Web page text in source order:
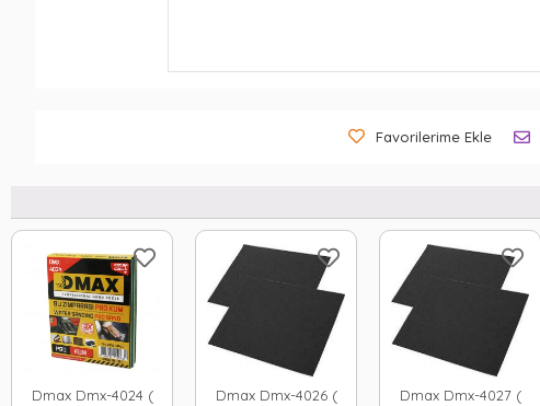
Favorilerime Ekle
Dmax Dmx-4024 (
Dmax Dmx-4026 (
Dmax Dmx-4027 (